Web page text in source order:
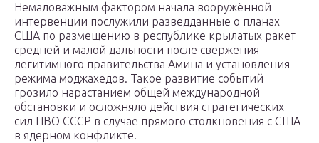
Немаловажным фактором начала вооружённой
интервенции послужили разведданные о планах
США по размещению в республике крылатых ракет
средней и малой дальности после свержения
легитимного правительства Амина и установления
режима моджахедов. Такое развитие событий
грозило нарастанием общей международной
обстановки и осложняло действия стратегических
сил ПВО СССР в случае прямого столкновения с США
в ядерном конфликте.